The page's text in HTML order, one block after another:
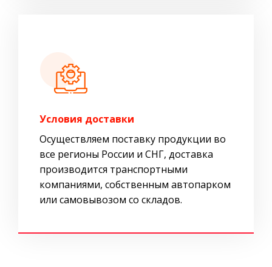
Условия доставки
Осуществляем поставку продукции во
все регионы России и СНГ, доставка
производится транспортными
компаниями, собственным автопарком
или самовывозом со складов.